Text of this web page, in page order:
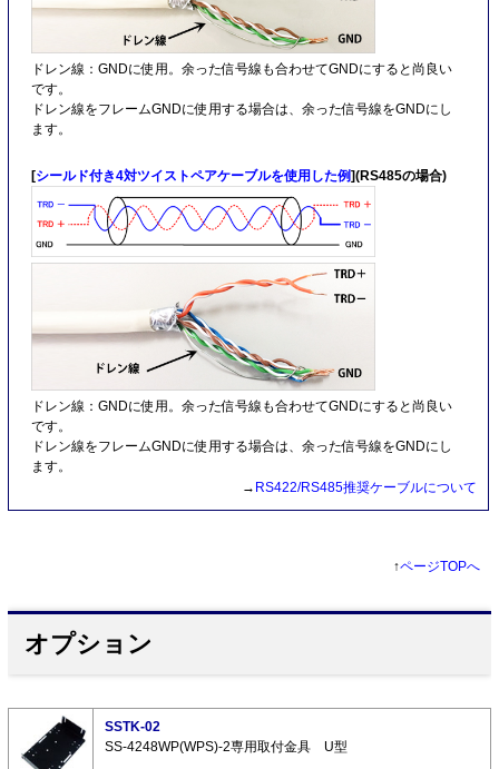
ドレン線：GNDに使用。余った信号線も合わせてGNDにすると尚良い
です。
ドレン線をフレームGNDに使用する場合は、余った信号線をGNDにし
ます。
[シールド付き4対ツイストペアケーブルを使用した例](RS485の場合)
ドレン線：GNDに使用。余った信号線も合わせてGNDにすると尚良い
です。
ドレン線をフレームGNDに使用する場合は、余った信号線をGNDにし
ます。
→ RS422/RS485推奨ケーブルについて
↑ページTOPへ
オプション
SSTK-02
SS-4248WP(WPS)-2専用取付金具 U型